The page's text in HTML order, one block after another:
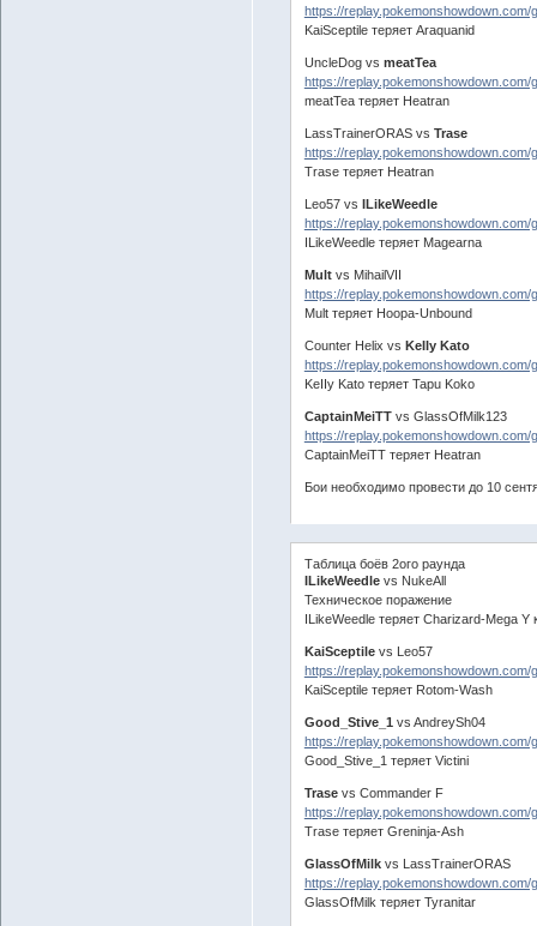
https://
KaiSceptile теряет Araquanid
UncleDog vs meatTea
https://
meatTea теряет Heatran
LassTrainerORAS vs Trase
https://replay.pokemonshowdown.com/
Trase теряет Heatran
Leo57 vs ILikeWeedle
https://
ILikeWeedle теряет Magearna
Multvs MihailVII
https://
Mult теряет Hoopa-Unbound
Counter Helix vs KeIIy Kato
https://replay.pokemonshowdown.com/
KeIIy Kato теряет Tapu Koko
CaptainMeiTTvs GlassOfMilk123
https://replay.pokemonshowdown.com/
CaptainMeiTT теряет Heatran
Бои необходимо провести до 10
Таблица боёв 2ого раунда
ILikeWeedlevs NukeAll
Техническое поражение
ILikeWeedle теряет Charizard-Mega
KaiSceptilevs Leo57
https://
KaiSceptile теряет Rotom-Wash
Good_Stive_1 vs AndreySh04
https://replay.pokemonshowdown.com/
Good_Stive_1 теряет Victini
Trasevs Commander F
https://
Trase теряет Greninja-Ash
GlassOfMilkvs LassTrainerORAS
https://replay.pokemonshowdown.com/
GlassOfMilk теряет Tyranitar